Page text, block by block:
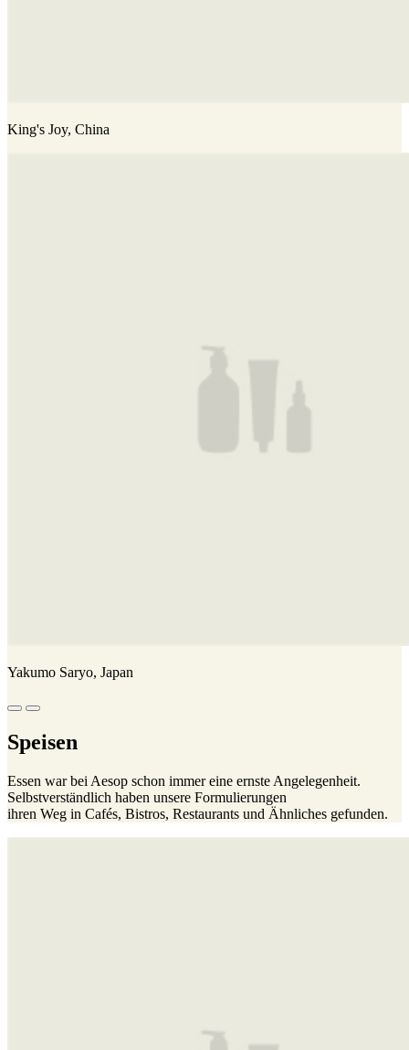
King's Joy, China
Yakumo Saryo, Japan
Speisen
Essen war bei Aesop schon immer eine ernste Angelegenheit.
Selbstverständlich haben unsere Formulierungen
ihren Weg in Cafés, Bistros, Restaurants und Ähnliches gefunden.